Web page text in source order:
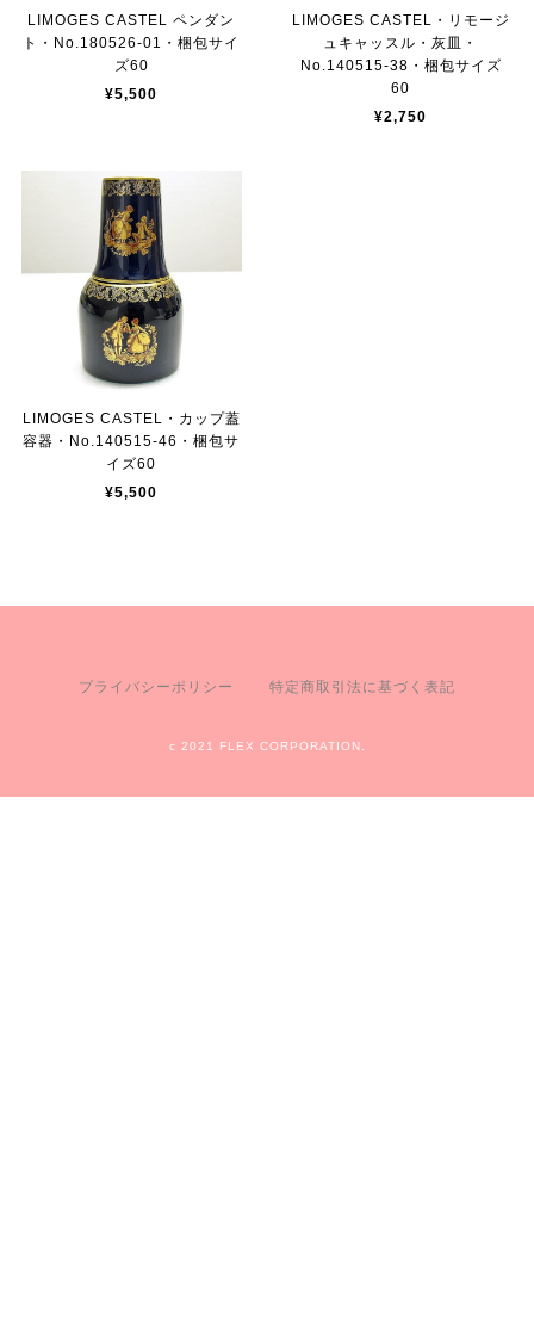
LIMOGES CASTEL ペンダン
ト・No.180526-01・梱包サイ
ズ60
¥5,500
LIMOGES CASTEL・リモージ
ュキャッスル・灰皿・
No.140515-38・梱包サイズ
60
¥2,750
LIMOGES CASTEL・カップ蓋
容器・No.140515-46・梱包サ
イズ60
¥5,500
プライバシーポリシー 特定商取引法に基づく表記
c 2021 FLEX CORPORATION.